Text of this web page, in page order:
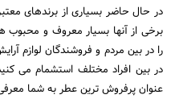
در حال حاضر بسیاری از برندهای
برخی از آنها بسیار معروف و محبوب
را در بین مردم و فروشندگان لوازم
در بین افراد مختلف استشمام می
عنوان پرفروش ترین عطر به شما